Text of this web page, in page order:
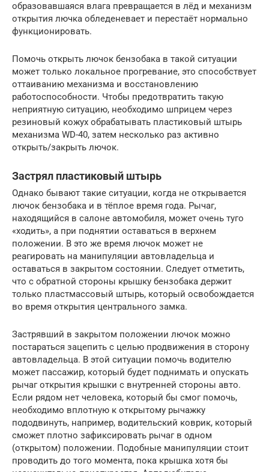
образовавшаяся влага превращается в лёд и механизм
открытия лючка обледеневает и перестаёт нормально
функционировать.
Помочь открыть лючок бензобака в такой ситуации
может только локальное прогревание, это способствует
оттаиванию механизма и восстановлению
работоспособности. Чтобы предотвратить такую
неприятную ситуацию, необходимо шприцем через
резиновый кожух обрабатывать пластиковый штырь
механизма WD-40, затем несколько раз активно
открыть/закрыть лючок.
Застрял пластиковый штырь
Однако бывают такие ситуации, когда не открывается
лючок бензобака и в тёплое время года. Рычаг,
находящийся в салоне автомобиля, может очень туго
«ходить», а при поднятии оставаться в верхнем
положении. В это же время лючок может не
реагировать на манипуляции автовладельца и
оставаться в закрытом состоянии. Следует отметить,
что с обратной стороны крышку бензобака держит
только пластмассовый штырь, который освобождается
во время открытия центрального замка.
Застрявший в закрытом положении лючок можно
постараться зацепить с целью продвижения в сторону
автовладельца. В этой ситуации помочь водителю
может пассажир, который будет поднимать и опускать
рычаг открытия крышки с внутренней стороны авто.
Если рядом нет человека, который бы смог помочь,
необходимо вплотную к открытому рычажку
пододвинуть, например, водительский коврик, который
сможет плотно зафиксировать рычаг в одном
(открытом) положении. Подобные манипуляции стоит
проводить до того момента, пока крышка хотя бы